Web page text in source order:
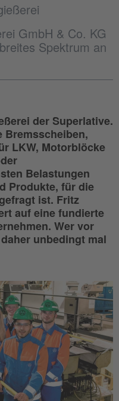
GmbH & Co. KG
Spektrum an
der Superlative.
Bremsscheiben,
LKW, Motorblöcke
Belastungen
Produkte, für die
ist. Fritz
auf eine fundierte
Wer vor
unbedingt mal